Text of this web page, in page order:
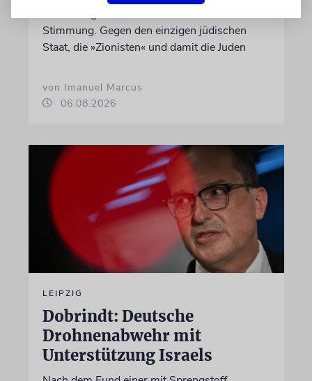
Stimmung. Gegen den einzigen jüdischen
Staat, die »Zionisten« und damit die Juden
von Imanuel Marcus
06.08.2026
LEIPZIG
Dobrindt: Deutsche
Drohnenabwehr mit
Unterstützung Israels